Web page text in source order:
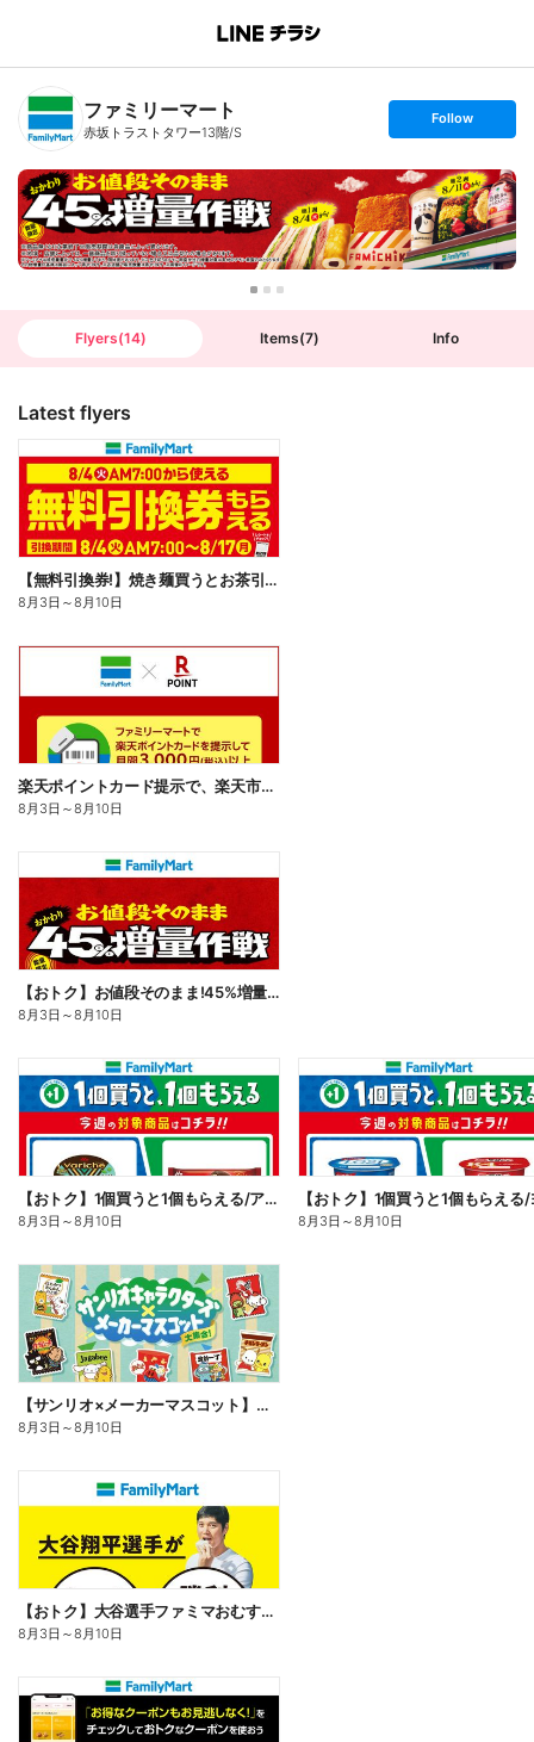
B
n
T
ファミリーマート
赤坂トラストタワー13階/S
s
t
o
l
l
o
w
Follow
Flyers(14) Items(7) Info
Latest flyers
【無料引換券!】焼き麺買うとお茶引換券貰える!
8月3日 ～8月10日
楽天ポイントカード提示で、楽天市場でのお買い物がおトクに!
8月3日 ～8月10日
【おトク】お値段そのまま!45%増量作戦!
8月3日 ～8月10日
【おトク】1個買うと1個もらえる/アイス
8月3日 ～8月10日 8月3日 ～8月10日
【サンリオ×メーカーマスコット】オリジナルグッズ貰える!
8月3日 ～8月10日
【おトク】大谷選手ファミマおむすび割
8月3日 ～8月10日